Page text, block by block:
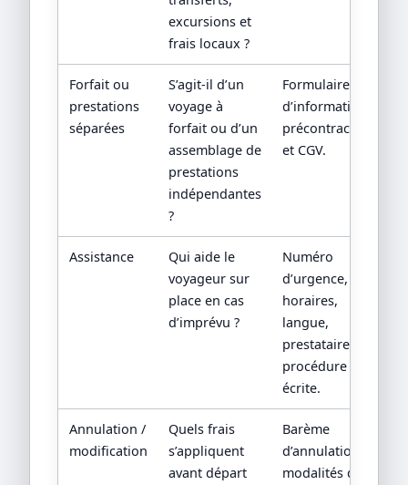
excursions et
frais locaux ?
Forfait ou
prestations
séparées
S’agit-il d’un
voyage à
forfait ou d’un
assemblage de
prestations
indépendantes
?
Formulaire
d’information
précontractuelle
et CGV.
Assistance
Qui aide le
voyageur sur
place en cas
d’imprévu ?
Numéro
d’urgence,
horaires,
langue,
prestataire local,
procédure
écrite.
Annulation /
modification
Quels frais
s’appliquent
avant départ
Barème
d’annulation,
modalités de